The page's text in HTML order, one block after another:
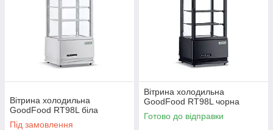
Вітрина холодильна
GoodFood RT98L біла
Під замовлення
Вітрина холодильна
GoodFood RT98L чорна
Готово до відправки